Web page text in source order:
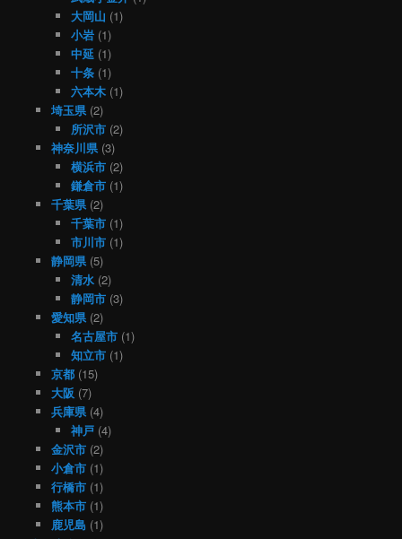
大岡山 (1)
小岩 (1)
中延 (1)
十条 (1)
六本木 (1)
埼玉県(2)
所沢市 (2)
神奈川県(3)
横浜市 (2)
鎌倉市 (1)
千葉県(2)
千葉市 (1)
市川市 (1)
静岡県(5)
清水 (2)
静岡市 (3)
愛知県(2)
名古屋市 (1)
知立市 (1)
京都(15)
大阪 (7)
兵庫県(4)
神戸 (4)
金沢市(2)
小倉市(1)
行橋市(1)
熊本市(1)
鹿児島 (1)